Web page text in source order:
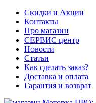
Скидки и Акции
Контакты
Про магазин
СЕРВИС центр
Новости
Статьи
Как сделать заказ?
Доставка и оплата
Гарантия и возврат